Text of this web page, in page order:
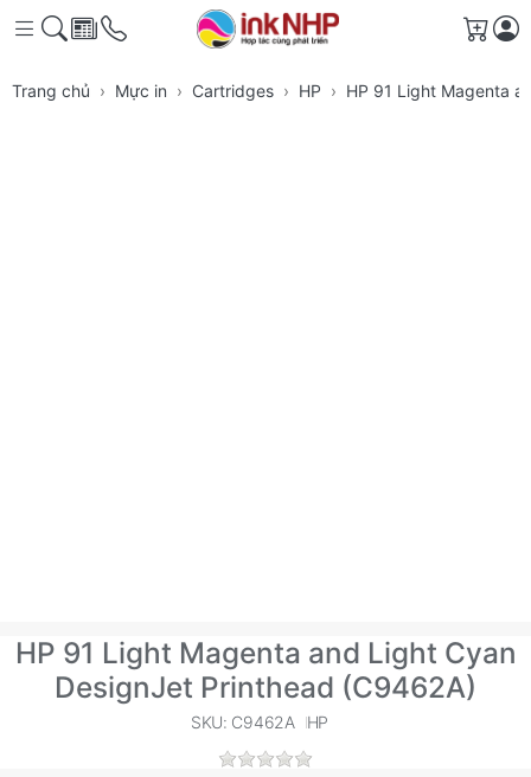
Giỏ
Trang chủ Mực in Cartridges HP HP 91 Light Magenta
HP 91 Light Magenta and Light Cyan
DesignJet Printhead (C9462A)
SKU: C9462A HP